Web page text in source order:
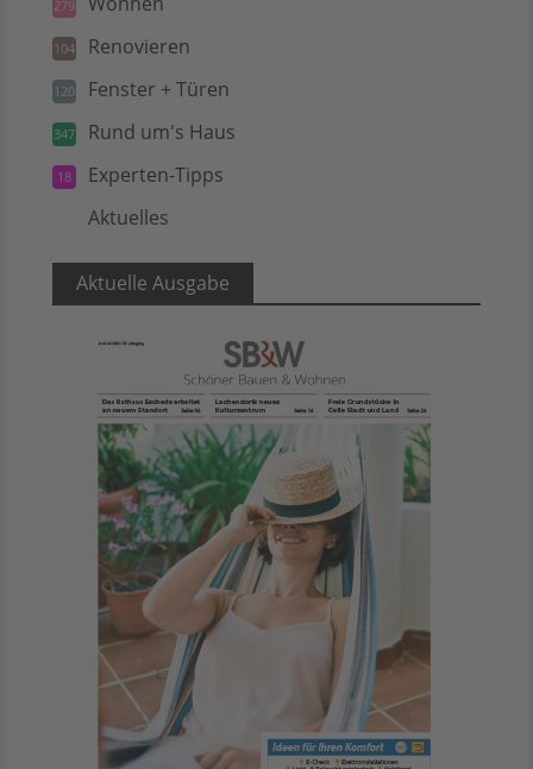
279
104 Renovieren
120 Fenster + Türen
347 Rund um's Haus
18 Experten-Tipps
Aktuelles
Aktuelle Ausgabe